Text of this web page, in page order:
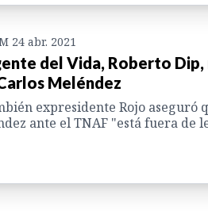
24 abr. 2021
del Vida, Roberto Dip,
Meléndez
expresidente Rojo aseguró
ante el TNAF "está fuera de